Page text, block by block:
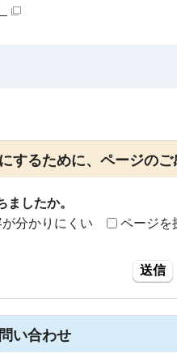
するために、ページのご
ましたか。
が分かりにくい ページを
送信
い合わせ